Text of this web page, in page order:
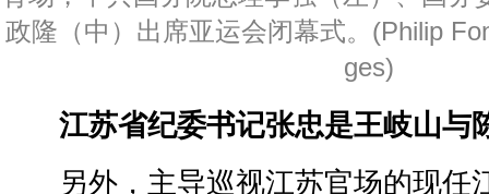
政隆（中）出席亚运会闭幕式。(Philip
ges)
江苏省纪委书记张忠是王岐山与
另外，主导巡视江苏官场的现任